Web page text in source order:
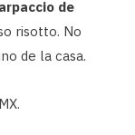
de
risotto. No
de la casa.